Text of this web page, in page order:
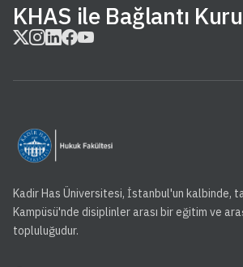
KHAS ile Bağlantı
Kadir Has Üniversitesi, İstanbul'un kalbinde,
Kampüsü'nde disiplinler arası bir eğitim ve
topluluğudur.